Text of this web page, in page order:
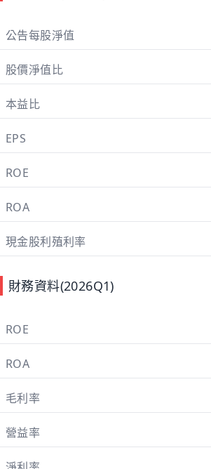
公告每股淨值
股價淨值比
本益比
EPS
ROE
ROA
現金股利殖利率
財務資料(2026Q1)
ROE
ROA
毛利率
營益率